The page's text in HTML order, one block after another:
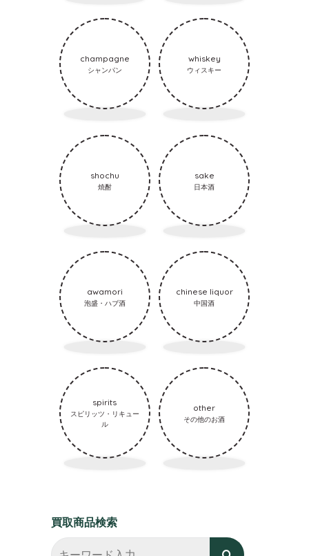
champagne
シャンパン
whiskey
ウィスキー
shochu
焼酎
sake
日本酒
awamori
泡盛・ハブ酒
chinese liquor
中国酒
spirits
スピリッツ・リキュー
ル
other
その他のお酒
買取商品検索